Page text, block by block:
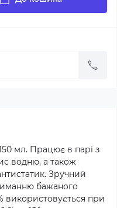
мл. Працює в парі з
водню, а також
Зручний
бажаного
використовується при